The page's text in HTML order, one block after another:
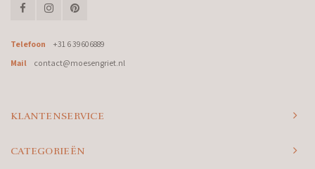
Telefoon
+31 6 39606889
Mail
contact@moesengriet.nl
KLANTENSERVICE
CATEGORIEËN